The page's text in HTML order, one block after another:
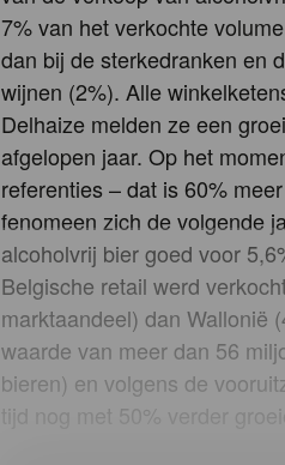
7% van het verkochte
dan bij de sterkedranken en
wijnen (2%). Alle
Delhaize melden ze een
afgelopen jaar. Op het
referenties – dat is 60%
fenomeen zich de volgende
alcoholvrij bier goed voor
Belgische retail werd
marktaandeel) dan Wallonië
waarde van meer dan 56
bieren) en volgens de
tijd nog met 50% verder